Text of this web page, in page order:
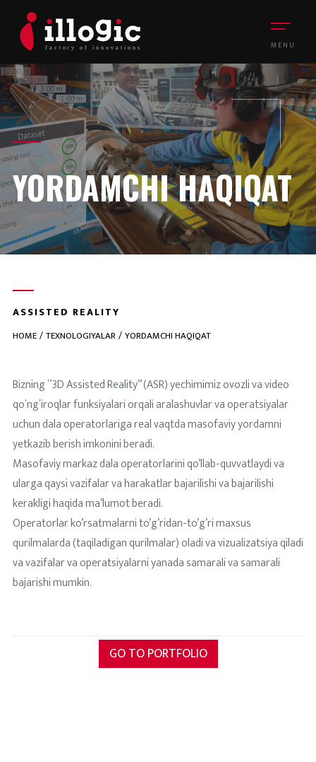
MENU
YORDAMCHI HAQIQAT
ASSISTED REALITY
HOME TEXNOLOGIYALAR YORDAMCHI HAQIQAT
Bizning “3D Assisted Reality” (ASR) yechimimiz ovozli va video
qo‘ng‘iroqlar funksiyalari orqali aralashuvlar va operatsiyalar
uchun dala operatorlariga real vaqtda masofaviy yordamni
yetkazib berish imkonini beradi.
Masofaviy markaz dala operatorlarini qo’llab-quvvatlaydi va
ularga qaysi vazifalar va harakatlar bajarilishi va bajarilishi
kerakligi haqida ma’lumot beradi.
Operatorlar ko’rsatmalarni to’g’ridan-to’g’ri maxsus
qurilmalarda (taqiladigan qurilmalar) oladi va vizualizatsiya qiladi
va vazifalar va operatsiyalarni yanada samarali va samarali
bajarishi mumkin.
GO TO PORTFOLIO